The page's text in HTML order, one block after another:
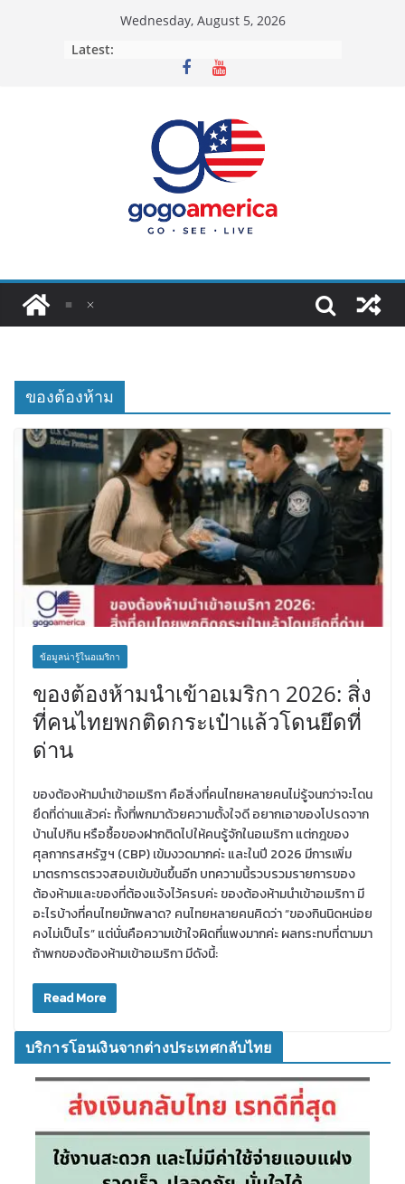
Wednesday, August 5, 2026
Latest:
ของต้องห้าม
ข้อมูลน่ารู้ในอเมริกา
ของต้องห้ามนำเข้าอเมริกา 2026: สิ่ง
ที่คนไทยพกติดกระเป๋าแล้วโดนยึดที่
ด่าน
ของต้องห้ามนำเข้าอเมริกา คือสิ่งที่คนไทยหลายคนไม่รู้จนกว่าจะโดน
ยึดที่ด่านแล้วค่ะ ทั้งที่พกมาด้วยความตั้งใจดี อยากเอาของโปรดจาก
บ้านไปกิน หรือซื้อของฝากติดไปให้คนรู้จักในอเมริกา แต่กฎของ
ศุลกากรสหรัฐฯ (CBP) เข้มงวดมากค่ะ และในปี 2026 มีการเพิ่ม
มาตรการตรวจสอบเข้มข้นขึ้นอีก บทความนี้รวบรวมรายการของ
ต้องห้ามและของที่ต้องแจ้งไว้ครบค่ะ ของต้องห้ามนำเข้าอเมริกา มี
อะไรบ้างที่คนไทยมักพลาด? คนไทยหลายคนคิดว่า “ของกินนิดหน่อย
คงไม่เป็นไร” แต่นั่นคือความเข้าใจผิดที่แพงมากค่ะ ผลกระทบที่ตามมา
ถ้าพกของต้องห้ามเข้าอเมริกา มีดังนี้:
Read More
บริการโอนเงินจากต่างประเทศกลับไทย